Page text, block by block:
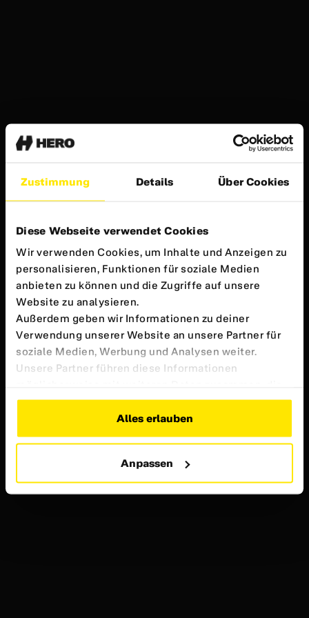
Zustimmung Details Über Cookies
Diese Webseite verwendet Cookies
Wir verwenden Cookies, um Inhalte und Anzeigen zu
personalisieren, Funktionen für soziale Medien
anbieten zu können und die Zugriffe auf unsere
Website zu analysieren.
Außerdem geben wir Informationen zu deiner
Verwendung unserer Website an unsere Partner für
soziale Medien, Werbung und Analysen weiter.
Unsere Partner führen diese Informationen
du ihnen bereitgestellt hast oder die sie im Rahmen
deiner Nutzung der Dienste gesammelt haben.
Weitere Informationen findest du in unserer
Alles erlauben
Anpassen